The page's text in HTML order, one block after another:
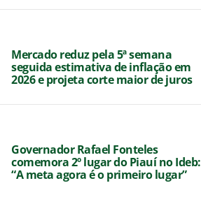
Mercado reduz pela 5ª semana
seguida estimativa de inflação em
2026 e projeta corte maior de juros
Governador Rafael Fonteles
comemora 2º lugar do Piauí no Ideb:
“A meta agora é o primeiro lugar”